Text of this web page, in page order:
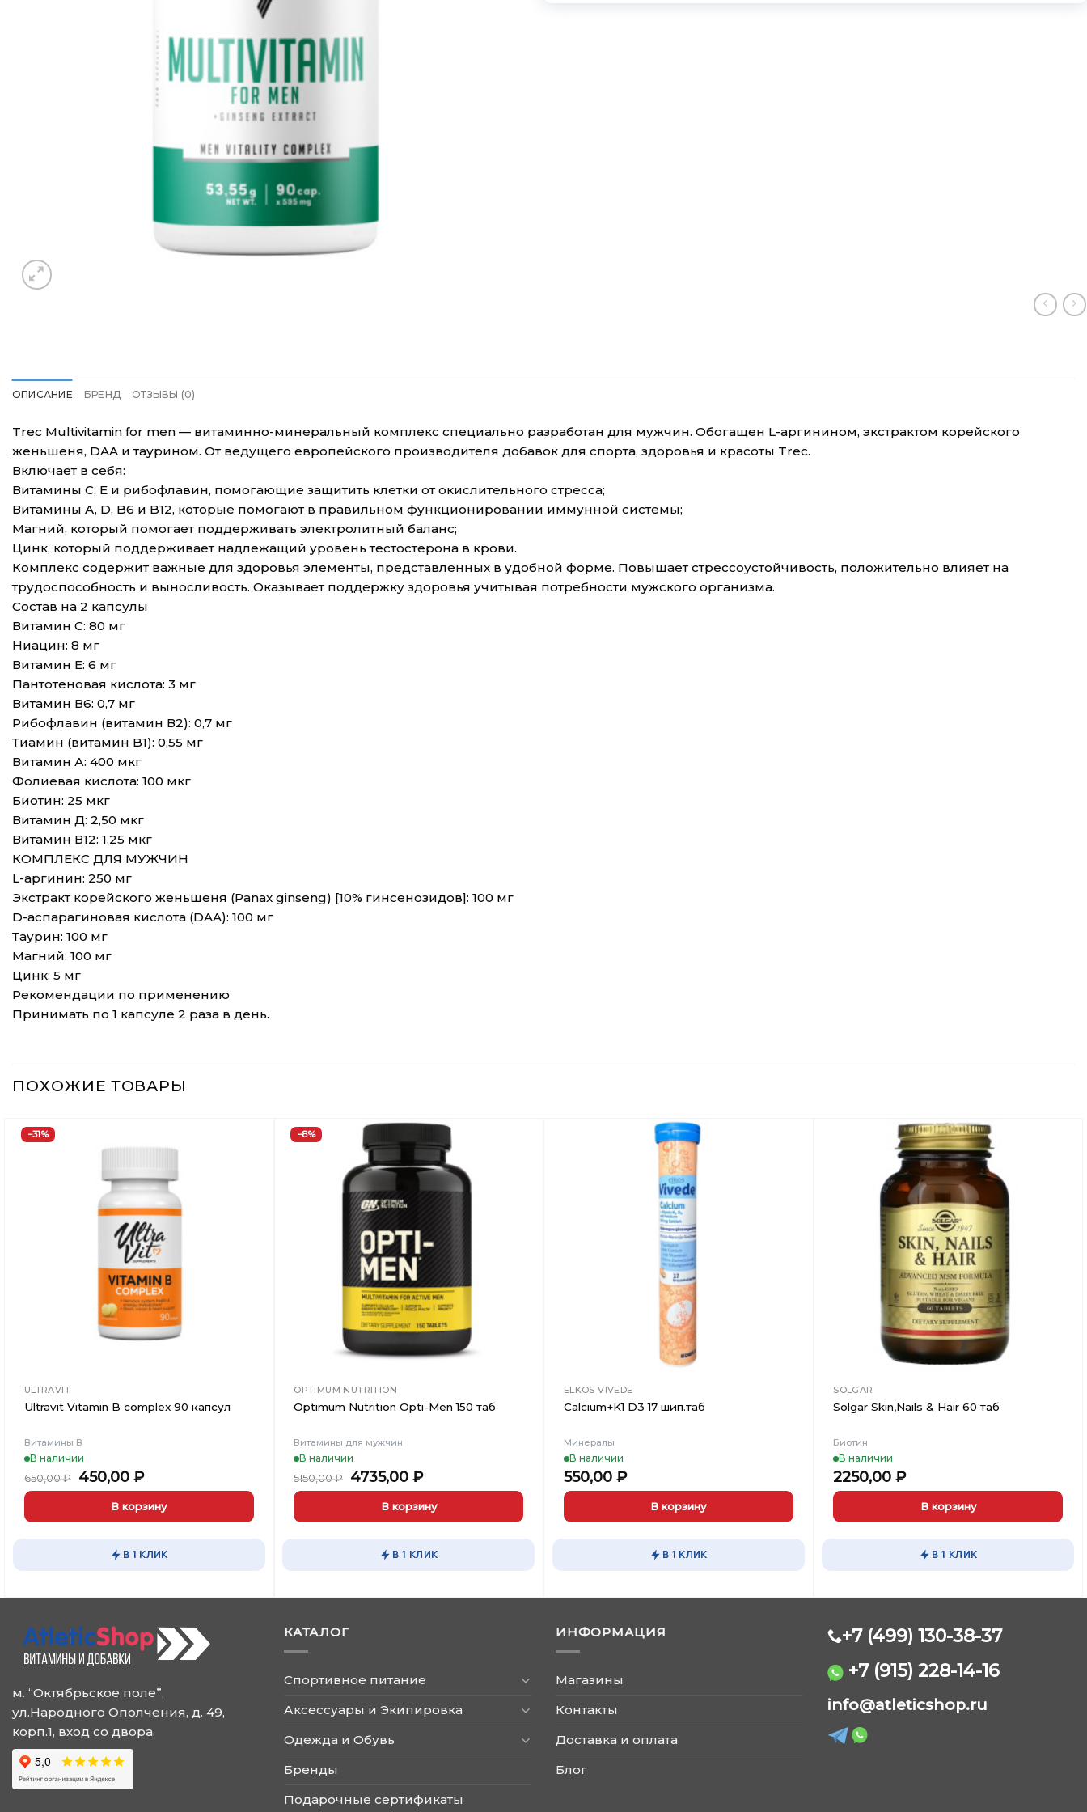
ОПИСАНИЕ БРЕНД ОТЗЫВЫ (0)
Trec Multivitamin for men — витаминно-минеральный комплекс специально разработан для мужчин. Обогащен L-аргинином, экстрактом корейского
женьшеня, DAA и таурином. От ведущего европейского производителя добавок для спорта, здоровья и красоты Trec.
Включает в себя:
Витамины С, Е и рибофлавин, помогающие защитить клетки от окислительного стресса;
Витамины A, D, B6 и B12, которые помогают в правильном функционировании иммунной системы;
Магний, который помогает поддерживать электролитный баланс;
Цинк, который поддерживает надлежащий уровень тестостерона в крови.
Комплекс содержит важные для здоровья элементы, представленных в удобной форме. Повышает стрессоустойчивость, положительно влияет на
трудоспособность и выносливость. Оказывает поддержку здоровья учитывая потребности мужского организма.
Состав на 2 капсулы
Витамин C: 80 мг
Ниацин: 8 мг
Витамин Е: 6 мг
Пантотеновая кислота: 3 мг
Витамин В6: 0,7 мг
Рибофлавин (витамин В2): 0,7 мг
Тиамин (витамин B1): 0,55 мг
Витамин А: 400 мкг
Фолиевая кислота: 100 мкг
Биотин: 25 мкг
Витамин Д: 2,50 мкг
Витамин В12: 1,25 мкг
КОМПЛЕКС ДЛЯ МУЖЧИН
L-аргинин: 250 мг
Экстракт корейского женьшеня (Panax ginseng) [10% гинсенозидов]: 100 мг
D-аспарагиновая кислота (DAA): 100 мг
Таурин: 100 мг
Магний: 100 мг
Цинк: 5 мг
Рекомендации по применению
Принимать по 1 капсуле 2 раза в день.
ПОХОЖИЕ ТОВАРЫ
−31%
ULTRAVIT
Ultravit Vitamin B complex 90 капсул
Витамины В
В наличии
650,00₽
Первоначальная
цена
составляла
650,00 ₽.
450,00 ₽Текущая
цена:
450,00 ₽.
В корзину
В 1 КЛИК
−8%
OPTIMUM NUTRITION
Optimum Nutrition Opti-Men 150 таб
Витамины для мужчин
В наличии
5150,00₽
Первоначальная
цена
составляла
5150,00 ₽.
4735,00₽Текущая
цена:
4735,00 ₽.
В корзину
В 1 КЛИК
ELKOS VIVEDE
Calcium+K1 D3 17 шип.таб
Минералы
В наличии
550,00 ₽
В корзину
В 1 КЛИК
SOLGAR
Solgar Skin,Nails & Hair 60 таб
Биотин
В наличии
2250,00₽
В корзину
В 1 КЛИК
м. “Октябрьское поле”,
ул.Народного Ополчения, д. 49,
корп.1, вход со двора.
КАТАЛОГ
Спортивное питание
Аксессуары и Экипировка
Одежда и Обувь
Бренды
Подарочные сертификаты
ИНФОРМАЦИЯ
Магазины
Контакты
Доставка и оплата
Блог
+7 (499) 130-38-37
+7 (915) 228-14-16
info@atleticshop.ru
Обычно отвечаем быстро